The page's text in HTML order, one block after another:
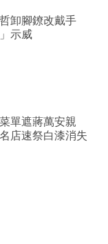
卸腳鐐改戴手
示威
單遮蔣萬安親
店速祭白漆消失